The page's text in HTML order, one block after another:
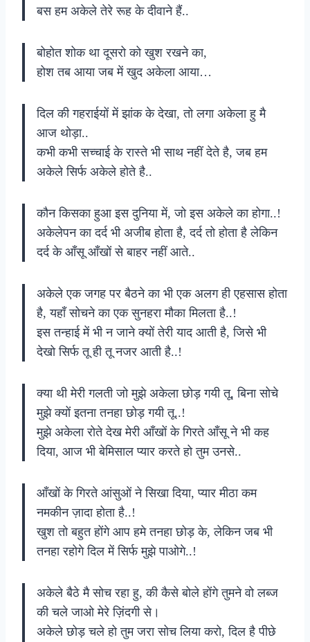
बस हम अकेले तेरे रूह के दीवाने हैं..
बोहोत शोक था दूसरो को खुश रखने का,
होश तब आया जब में खुद अकेला आया…
दिल की गहराईयों में झांक के देखा, तो लगा अकेला हु मै
आज थोड़ा..
कभी कभी सच्चाई के रास्ते भी साथ नहीं देते है, जब हम
अकेले सिर्फ अकेले होते है..
कौन किसका हुआ इस दुनिया में, जो इस अकेले का होगा..!
अकेलेपन का दर्द भी अजीब होता है, दर्द तो होता है लेकिन
दर्द के आँसू आँखों से बाहर नहीं आते..
अकेले एक जगह पर बैठने का भी एक अलग ही एहसास होता
है, यहाँ सोचने का एक सुनहरा मौका मिलता है..!
इस तन्हाई में भी न जाने क्यों तेरी याद आती है, जिसे भी
देखो सिर्फ तू ही तू नजर आती है..!
क्या थी मेरी गलती जो मुझे अकेला छोड़ गयी तू, बिना सोचे
मुझे क्यों इतना तनहा छोड़ गयी तू..!
मुझे अकेला रोते देख मेरी आँखों के गिरते आँसू ने भी कह
दिया, आज भी बेमिसाल प्यार करते हो तुम उनसे..
आँखों के गिरते आंसुओं ने सिखा दिया, प्यार मीठा कम
नमकीन ज़ादा होता है..!
खुश तो बहुत होंगे आप हमे तनहा छोड़ के, लेकिन जब भी
तनहा रहोगे दिल में सिर्फ मुझे पाओगे..!
अकेले बैठे मै सोच रहा हु, की कैसे बोले होंगे तुमने वो लब्ज
की चले जाओ मेरे ज़िंदगी से।
अकेले छोड़ चले हो तुम जरा सोच लिया करो, दिल है पीछे